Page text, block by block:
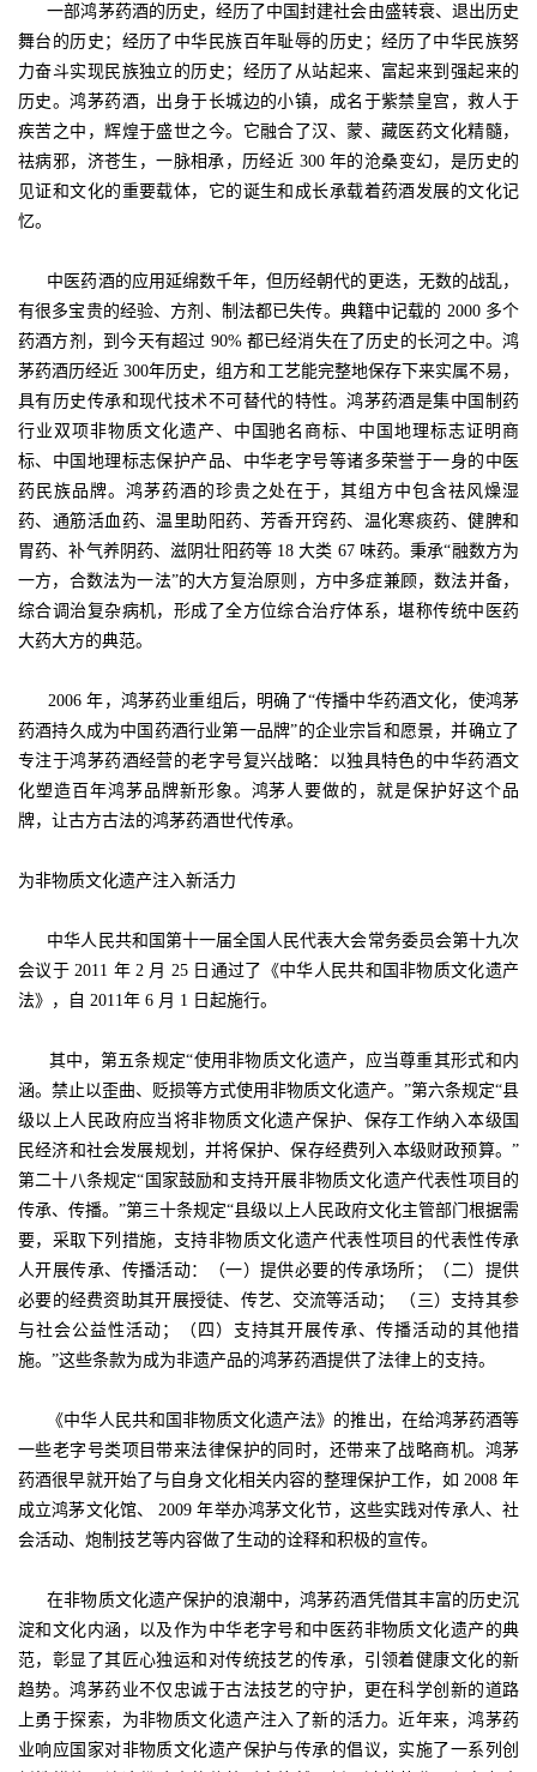
一部鸿茅药酒的历史，经历了中国封建社会由盛转衰、退出历史
舞台的历史；经历了中华民族百年耻辱的历史；经历了中华民族努
力奋斗实现民族独立的历史；经历了从站起来、富起来到强起来的
历史。鸿茅药酒，出身于长城边的小镇，成名于紫禁皇宫，救人于
疾苦之中，辉煌于盛世之今。它融合了汉、蒙、藏医药文化精髓，
祛病邪，济苍生，一脉相承，历经近 300 年的沧桑变幻，是历史的
见证和文化的重要载体，它的诞生和成长承载着药酒发展的文化记
忆。
中医药酒的应用延绵数千年，但历经朝代的更迭，无数的战乱，
有很多宝贵的经验、方剂、制法都已失传。典籍中记载的 2000 多个
药酒方剂，到今天有超过 90% 都已经消失在了历史的长河之中。鸿
茅药酒历经近 300年历史，组方和工艺能完整地保存下来实属不易，
具有历史传承和现代技术不可替代的特性。鸿茅药酒是集中国制药
行业双项非物质文化遗产、中国驰名商标、中国地理标志证明商
标、中国地理标志保护产品、中华老字号等诸多荣誉于一身的中医
药民族品牌。鸿茅药酒的珍贵之处在于，其组方中包含祛风燥湿
药、通筋活血药、温里助阳药、芳香开窍药、温化寒痰药、健脾和
胃药、补气养阴药、滋阴壮阳药等 18 大类 67 味药。秉承“融数方为
一方，合数法为一法”的大方复治原则，方中多症兼顾，数法并备，
综合调治复杂病机，形成了全方位综合治疗体系，堪称传统中医药
大药大方的典范。
2006 年，鸿茅药业重组后，明确了“传播中华药酒文化，使鸿茅
药酒持久成为中国药酒行业第一品牌”的企业宗旨和愿景，并确立了
专注于鸿茅药酒经营的老字号复兴战略：以独具特色的中华药酒文
化塑造百年鸿茅品牌新形象。鸿茅人要做的，就是保护好这个品
牌，让古方古法的鸿茅药酒世代传承。
为非物质文化遗产注入新活力
中华人民共和国第十一届全国人民代表大会常务委员会第十九次
会议于 2011 年 2 月 25 日通过了《中华人民共和国非物质文化遗产
法》，自 2011年 6 月 1 日起施行。
其中，第五条规定“使用非物质文化遗产，应当尊重其形式和内
涵。禁止以歪曲、贬损等方式使用非物质文化遗产。”第六条规定“县
级以上人民政府应当将非物质文化遗产保护、保存工作纳入本级国
民经济和社会发展规划，并将保护、保存经费列入本级财政预算。”
第二十八条规定“国家鼓励和支持开展非物质文化遗产代表性项目的
传承、传播。”第三十条规定“县级以上人民政府文化主管部门根据需
要，采取下列措施，支持非物质文化遗产代表性项目的代表性传承
人开展传承、传播活动：（一）提供必要的传承场所；（二）提供
必要的经费资助其开展授徒、传艺、交流等活动； （三）支持其参
与社会公益性活动；（四）支持其开展传承、传播活动的其他措
施。”这些条款为成为非遗产品的鸿茅药酒提供了法律上的支持。
《中华人民共和国非物质文化遗产法》的推出，在给鸿茅药酒等
一些老字号类项目带来法律保护的同时，还带来了战略商机。鸿茅
药酒很早就开始了与自身文化相关内容的整理保护工作，如 2008 年
成立鸿茅文化馆、 2009 年举办鸿茅文化节，这些实践对传承人、社
会活动、炮制技艺等内容做了生动的诠释和积极的宣传。
在非物质文化遗产保护的浪潮中，鸿茅药酒凭借其丰富的历史沉
淀和文化内涵，以及作为中华老字号和中医药非物质文化遗产的典
范，彰显了其匠心独运和对传统技艺的传承，引领着健康文化的新
趋势。鸿茅药业不仅忠诚于古法技艺的守护，更在科学创新的道路
上勇于探索，为非物质文化遗产注入了新的活力。近年来，鸿茅药
业响应国家对非物质文化遗产保护与传承的倡议，实施了一系列创